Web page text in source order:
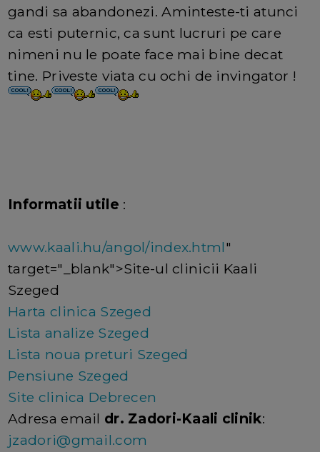
gandi sa abandonezi. Aminteste-ti atunci
ca esti puternic, ca sunt lucruri pe care
nimeni nu le poate face mai bine decat
tine. Priveste viata cu ochi de invingator !
Informatii utile :
www.kaali.hu/angol/index.html"
target="_blank">Site-ul clinicii Kaali
Szeged
Harta clinica Szeged
Lista analize Szeged
Lista noua preturi Szeged
Pensiune Szeged
Site clinica Debrecen
Adresa email dr. Zadori-Kaali clinik:
jzadori@gmail.com